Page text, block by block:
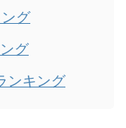
グ
グ
ンキング